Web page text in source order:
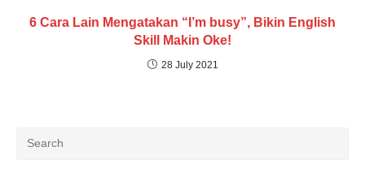
6 Cara Lain Mengatakan “I’m busy”, Bikin English
Skill Makin Oke!
28 July 2021